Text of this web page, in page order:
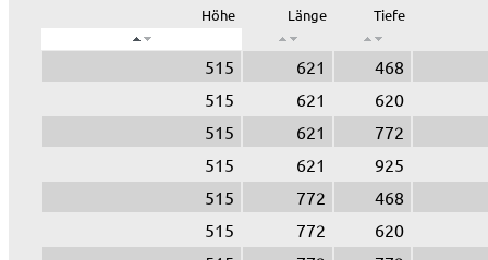
Höhe Länge Tiefe
515 621
468
515
621
620
515
621
772
515
621
925
515
772
468
515
772
620